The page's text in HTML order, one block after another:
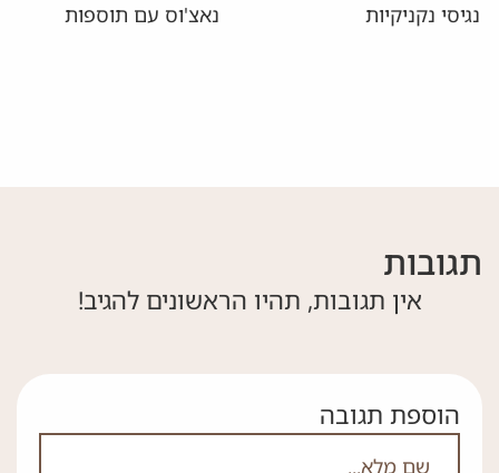
נגיסי נקניקיות נאצ'וס עם תוספות
תגובות
אין תגובות, תהיו הראשונים להגיב!
אם אתה לא רובוט אל תמלא את השדה הזה
הוספת תגובה